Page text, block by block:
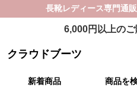
長靴レディース専門通
6,000円以上の
クラウドブーツ
新着商品 商品を